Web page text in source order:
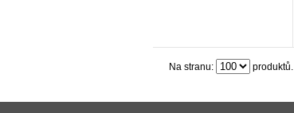
Na stranu: produktů.